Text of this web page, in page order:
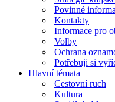
Povinné
Kontakty
Informace pro
Volby
Ochrana
Potřebuji si
Hlavní témata
Cestovní ruch
Kultura